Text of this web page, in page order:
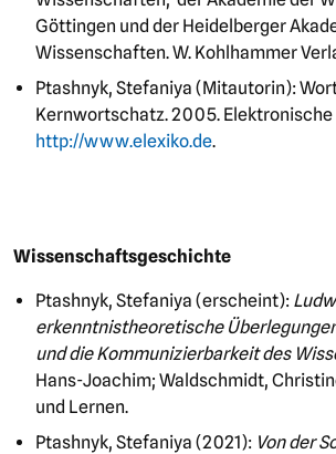
Göttingen und der Heidelberger
Wissenschaften. W. Kohlhammer
Ptashnyk, Stefaniya (Mitautorin):
Kernwortschatz. 2005. Elektronische
http://www.elexiko.de.
Wissenschaftsgeschichte
Ptashnyk, Stefaniya (erscheint):
erkenntnistheoretische
und die Kommunizierbarkeit des
Hans-Joachim; Waldschmidt,
und Lernen.
Ptashnyk, Stefaniya (2021): Von der